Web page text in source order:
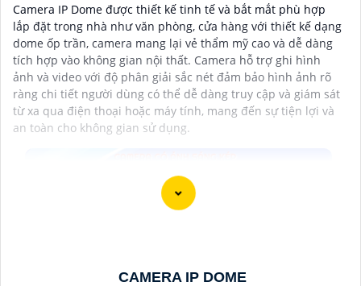
Camera IP Dome được thiết kế tinh tế và bắt mắt phù hợp
lắp đặt trong nhà như văn phòng, cửa hàng với thiết kế dạng
dome ốp trần, camera mang lại vẻ thẩm mỹ cao và dễ dàng
tích hợp vào không gian nội thất. Camera hỗ trợ ghi hình
ảnh và video với độ phân giải sắc nét đảm bảo hình ảnh rõ
ràng chi tiết người dùng có thể dễ dàng truy cập và giám sát
từ xa qua điện thoại hoặc máy tính, mang đến sự tiện lợi và
an toàn cho không gian sử dụng.
CAMERA IP DOME